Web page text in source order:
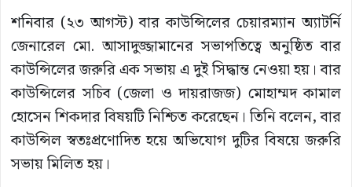
শনিবার (২৩ আগস্ট) বার কাউন্সিলের চেয়ারম্যান অ্যাটর্নি
জেনারেল মো. আসাদুজ্জামানের সভাপতিত্বে অনুষ্ঠিত বার
কাউন্সিলের জরুরি এক সভায় এ দুই সিদ্ধান্ত নেওয়া হয়। বার
কাউন্সিলের সচিব (জেলা ও দায়রাজজ) মোহাম্মদ কামাল
হোসেন শিকদার বিষয়টি নিশ্চিত করেছেন। তিনি বলেন, বার
কাউন্সিল স্বতঃপ্রণোদিত হয়ে অভিযোগ দুটির বিষয়ে জরুরি
সভায় মিলিত হয়।